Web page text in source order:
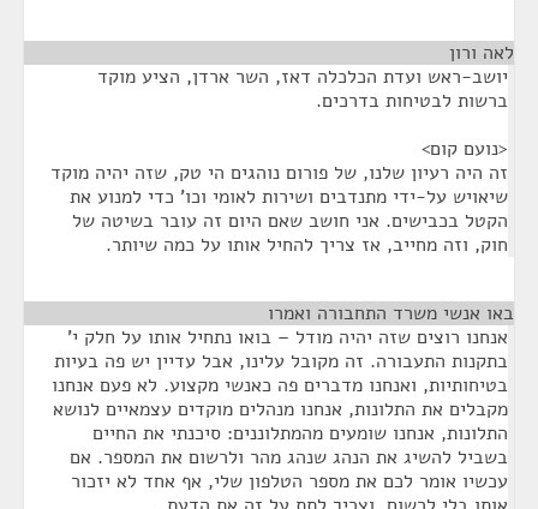
לאה ורון
יושב-ראש ועדת הכלכלה דאז, השר ארדן, הציע מוקד
ברשות לבטיחות בדרכים.
<נועם קום>
זה היה רעיון שלנו, של פורום נוהגים הי טק, שזה יהיה מוקד
שיאויש על-ידי מתנדבים ושירות לאומי וכו' כדי למנוע את
הקטל בכבישים. אני חושב שאם היום זה עובר בשיטה של
חוק, וזה מחייב, אז צריך להחיל אותו על כמה שיותר.
באו אנשי משרד התחבורה ואמרו
אנחנו רוצים שזה יהיה מודל – בואו נתחיל אותו על חלק י'
בתקנות התעבורה. זה מקובל עלינו, אבל עדיין יש פה בעיות
בטיחותיות, ואנחנו מדברים פה כאנשי מקצוע. לא פעם אנחנו
מקבלים את התלונות, אנחנו מנהלים מוקדים עצמאיים לנושא
התלונות, אנחנו שומעים מהמתלוננים: סיכנתי את החיים
בשביל להשיג את הנהג שנהג מהר ולרשום את המספר. אם
עכשיו אומר לכם את מספר הטלפון שלי, אף אחד לא יזכור